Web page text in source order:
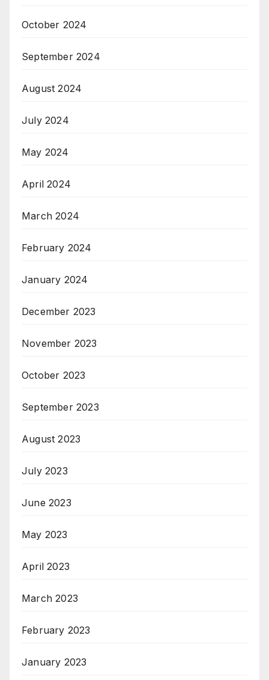
October 2024
September 2024
August 2024
July 2024
May 2024
April 2024
March 2024
February 2024
January 2024
December 2023
November 2023
October 2023
September 2023
August 2023
July 2023
June 2023
May 2023
April 2023
March 2023
February 2023
January 2023